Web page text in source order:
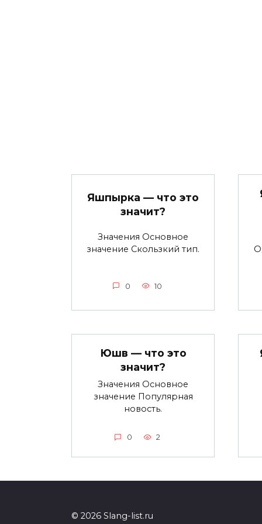
Яшпырка — что это
значит?
Значения Основное
значение Скользкий тип.
0 10
Юшв — что это
значит?
Значения Основное
значение Популярная
новость.
0 2
© 2026 Slang-list.ru